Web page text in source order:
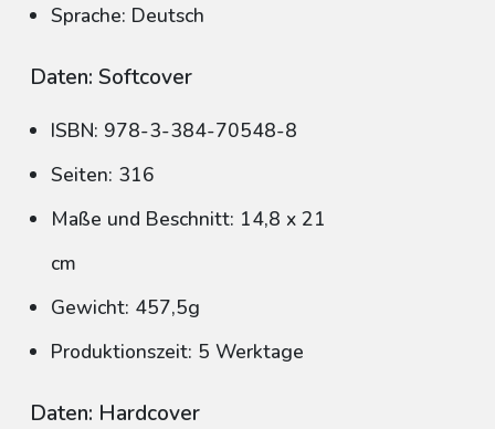
Sprache: Deutsch
Daten: Softcover
ISBN: 978-3-384-70548-8
Seiten: 316
Maße und Beschnitt: 14,8 x 21
cm
Gewicht: 457,5g
Produktionszeit: 5 Werktage
Daten: Hardcover